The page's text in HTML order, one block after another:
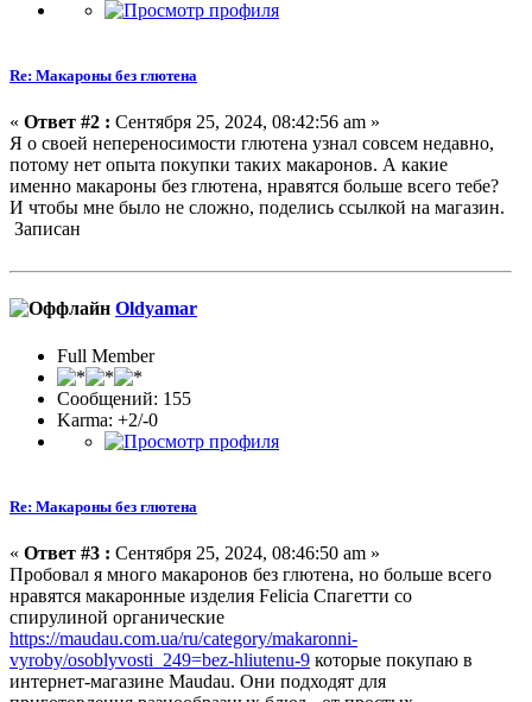
Re: Макароны без глютена
« Ответ #2 : Сентября 25, 2024, 08:42:56 am »
Я о своей непереносимости глютена узнал совсем недавно,
потому нет опыта покупки таких макаронов. А какие
именно макароны без глютена, нравятся больше всего тебе?
И чтобы мне было не сложно, поделись ссылкой на магазин.
Записан
Oldyamar
Full Member
Сообщений: 155
Karma: +2/-0
Re: Макароны без глютена
« Ответ #3 : Сентября 25, 2024, 08:46:50 am »
Пробовал я много макаронов без глютена, но больше всего
нравятся макаронные изделия Felicia Спагетти со
спирулиной органические
https://maudau.com.ua/ru/category/makaronni-
vyroby/osoblyvosti_249=bez-hliutenu-9 которые покупаю в
интернет-магазине Maudau. Они подходят для